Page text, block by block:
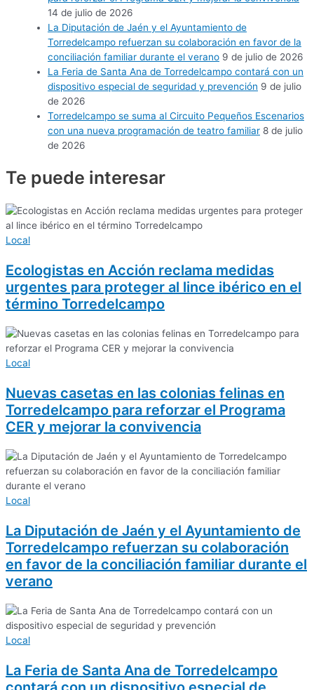
14 de julio de 2026
La Diputación de Jaén y el Ayuntamiento de
Torredelcampo refuerzan su colaboración en favor de la
conciliación familiar durante el verano 9 de julio de 2026
La Feria de Santa Ana de Torredelcampo contará con un
dispositivo especial de seguridad y prevención 9 de julio
de 2026
Torredelcampo se suma al Circuito Pequeños Escenarios
con una nueva programación de teatro familiar 8 de julio
de 2026
Te puede interesar
Local
Ecologistas en Acción reclama medidas
urgentes para proteger al lince ibérico en el
término Torredelcampo
Local
Nuevas casetas en las colonias felinas en
Torredelcampo para reforzar el Programa
CER y mejorar la convivencia
Local
La Diputación de Jaén y el Ayuntamiento de
Torredelcampo refuerzan su colaboración
en favor de la conciliación familiar durante el
verano
Local
La Feria de Santa Ana de Torredelcampo